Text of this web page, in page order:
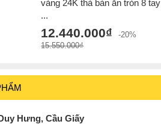
vàng 24K thả bàn ăn tròn 8 tay
...
12.440.000₫
-20%
15.550.000₫
Hưng, Cầu Giấy